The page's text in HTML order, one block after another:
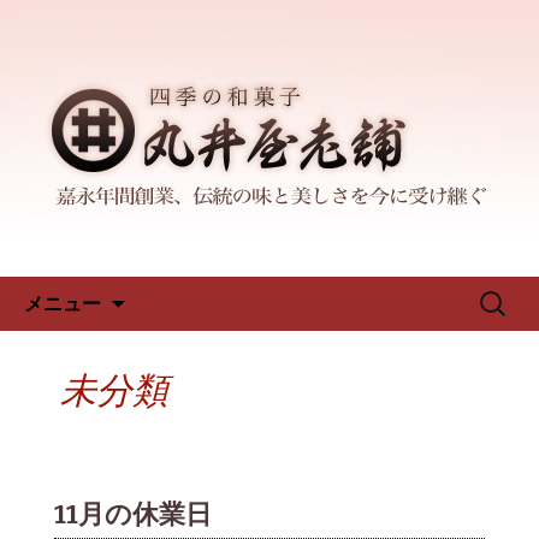
四日市にある和菓子「丸井屋老
舗」のブログです
当店では、季節に応じた多彩な生菓子
をご提供しております。産地や品質を
選び抜いた食材が作り出すその味をお
楽しみください。新着情報はこちら。
メニュー
検
未分類
11月の休業日